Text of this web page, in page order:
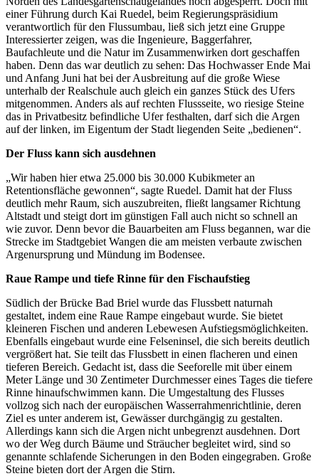
einer Führung durch Kai Ruedel, beim Regierungspräsidium
verantwortlich für den Flussumbau, ließ sich jetzt eine Gruppe
Interessierter zeigen, was die Ingenieure, Baggerfahrer,
Baufachleute und die Natur im Zusammenwirken dort geschaffen
haben. Denn das war deutlich zu sehen: Das Hochwasser Ende Mai
und Anfang Juni hat bei der Ausbreitung auf die große Wiese
unterhalb der Realschule auch gleich ein ganzes Stück des Ufers
mitgenommen. Anders als auf rechten Flussseite, wo riesige Steine
das in Privatbesitz befindliche Ufer festhalten, darf sich die Argen
auf der linken, im Eigentum der Stadt liegenden Seite „bedienen“.
Der Fluss kann sich ausdehnen
„Wir haben hier etwa 25.000 bis 30.000 Kubikmeter an
Retentionsfläche gewonnen“, sagte Ruedel. Damit hat der Fluss
deutlich mehr Raum, sich auszubreiten, fließt langsamer Richtung
Altstadt und steigt dort im günstigen Fall auch nicht so schnell an
wie zuvor. Denn bevor die Bauarbeiten am Fluss begannen, war die
Strecke im Stadtgebiet Wangen die am meisten verbaute zwischen
Argenursprung und Mündung im Bodensee.
Raue Rampe und tiefe Rinne für den Fischaufstieg
Südlich der Brücke Bad Briel wurde das Flussbett naturnah
gestaltet, indem eine Raue Rampe eingebaut wurde. Sie bietet
kleineren Fischen und anderen Lebewesen Aufstiegsmöglichkeiten.
Ebenfalls eingebaut wurde eine Felseninsel, die sich bereits deutlich
vergrößert hat. Sie teilt das Flussbett in einen flacheren und einen
tieferen Bereich. Gedacht ist, dass die Seeforelle mit über einem
Meter Länge und 30 Zentimeter Durchmesser eines Tages die tiefere
Rinne hinaufschwimmen kann. Die Umgestaltung des Flusses
vollzog sich nach der europäischen Wasserrahmenrichtlinie, deren
Ziel es unter anderem ist, Gewässer durchgängig zu gestalten.
Allerdings kann sich die Argen nicht unbegrenzt ausdehnen. Dort
wo der Weg durch Bäume und Sträucher begleitet wird, sind so
genannte schlafende Sicherungen in den Boden eingegraben. Große
Steine bieten dort der Argen die Stirn.